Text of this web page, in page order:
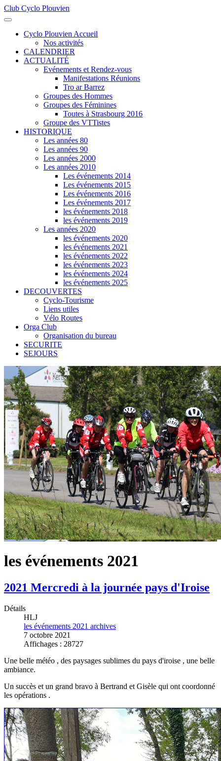
Club Cyclo Plouvien
Cyclo Plouvien Accueil
Nos activités
CALENDRIER
ACTUALITÉ
Evénements et Rendez-vous
Manifestations Réunions
Tro ar Barrez
Groupes des Hommes
Groupes des Féminines
Toutes à Strasbourg 2016
Groupe des VTTistes
HISTORIQUE
Les années 80
Les années 90
Les années 2000
Les années 2010
Les événements 2014
Les événements 2015
Les événements 2016
Les événements 2017
les événements 2018
les événements 2019
Les années 2020
les événements 2020
les événements 2021
les événements 2022
les événements 2023
les événements 2024
les événements 2025
DECOUVERTES
Cyclo-Tourisme
Liens utiles
Vélo Routes
Orga Club
Organisation du bureau
SECURITE
SEJOURS
les événements 2021
2021 Mercredi à la journée pays d'Iroise
Détails
HLJ
les événements 2021 archives
7 octobre 2021
Affichages : 28727
Une belle météo , des paysages sublimes du pays d'iroise , une belle
ambiance.
Un succès et un grand bravo à Bertrand et Gisèle qui ont coordonné
les opérations .
précédente
précédent
suivante
suivant